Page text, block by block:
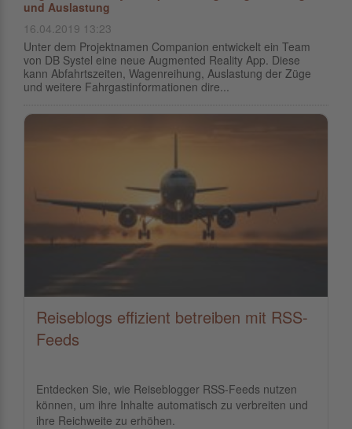
und Auslastung
16.04.2019 13:23
Unter dem Projektnamen Companion entwickelt ein Team
von DB Systel eine neue Augmented Reality App. Diese
kann Abfahrtszeiten, Wagenreihung, Auslastung der Züge
und weitere Fahrgastinformationen dire...
Reiseblogs effizient betreiben mit RSS-
Feeds
Entdecken Sie, wie Reiseblogger RSS-Feeds nutzen
können, um ihre Inhalte automatisch zu verbreiten und
ihre Reichweite zu erhöhen.